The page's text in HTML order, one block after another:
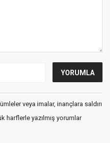
veya imalar, inançlara saldırı
harflerle yazılmış yorumlar